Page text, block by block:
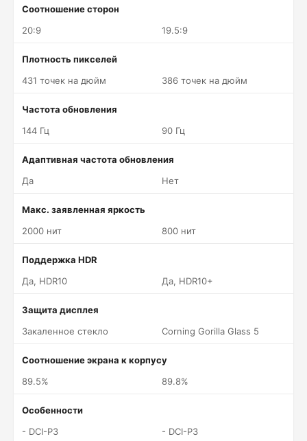
Соотношение сторон
20:9
19.5:9
Плотность пикселей
431 точек на дюйм
386 точек на дюйм
Частота обновления
144 Гц
90 Гц
Адаптивная частота обновления
Да
Нет
Макс. заявленная яркость
2000 нит
800 нит
Поддержка HDR
Да, HDR10
Да, HDR10+
Защита дисплея
Закаленное стекло
Corning Gorilla Glass 5
Соотношение экрана к корпусу
89.5%
89.8%
Особенности
- DCI-P3
- DCI-P3